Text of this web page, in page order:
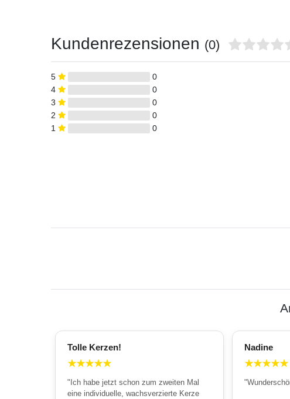
Kundenrezensionen (0)
5
0
4
0
3
0
2
0
1
0
Tolle Kerzen!
★★★★★
"Ich habe jetzt schon zum zweiten Mal
eine individuelle, wachsverzierte Kerze
Nadine
★★★★★